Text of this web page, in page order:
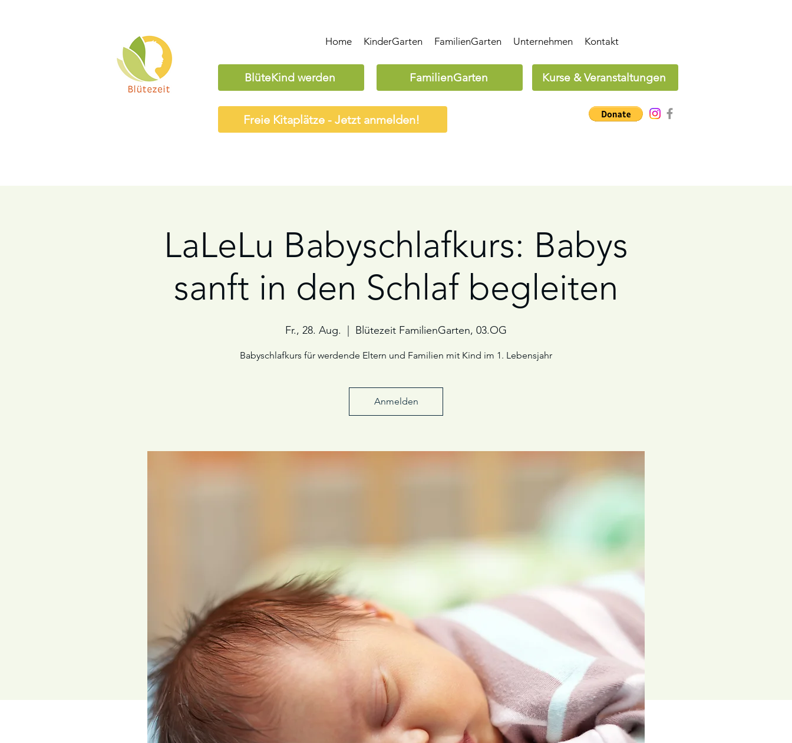
Home KinderGarten FamilienGarten Unternehmen Kontakt
BlüteKind werden FamilienGarten Kurse & Veranstaltungen
Freie Kitaplätze - Jetzt anmelden!
LaLeLu Babyschlafkurs: Babys
sanft in den Schlaf begleiten
Fr., 28. Aug. Blütezeit FamilienGarten, 03.OG
Babyschlafkurs für werdende Eltern und Familien mit Kind im 1. Lebensjahr
Anmelden